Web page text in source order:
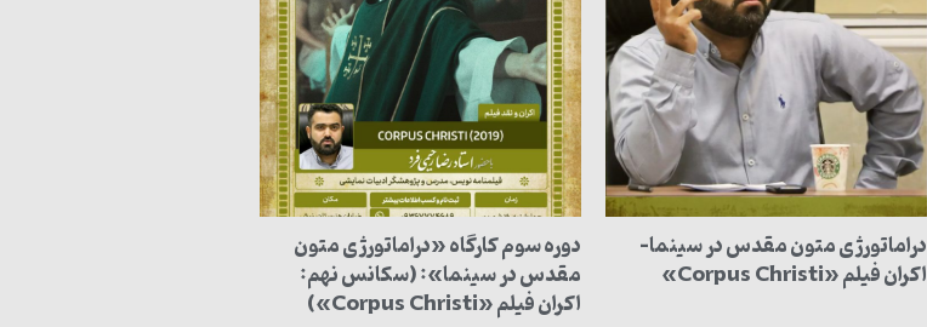
دراماتورژی متون مقدس در سینما-
اکران فیلم «Corpus Christi»
دوره سوم کارگاه «دراماتورژی متون
مقدس در سینما»: (سکانس نهم:
اکران فیلم «Corpus Christi»)